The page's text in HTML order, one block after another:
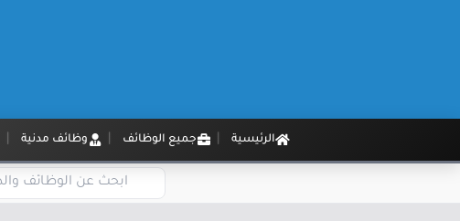
الرئيسية جميع الوظائف وظائف مدنية